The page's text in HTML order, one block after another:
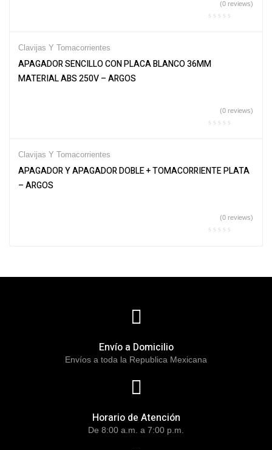
(0 reviews)
Clavijas Y Tomacorrientes
APAGADOR SENCILLO CON PLACA BLANCO 36MM
MATERIAL ABS 250V – ARGOS
(0 reviews)
Clavijas Y Tomacorrientes
APAGADOR Y APAGADOR DOBLE + TOMACORRIENTE PLATA
– ARGOS
(0 reviews)
Envío a Domicilio
Envíos a toda la Republica Mexicana
Horario de Atención
De 8:00 a.m. a 7:00 p.m.